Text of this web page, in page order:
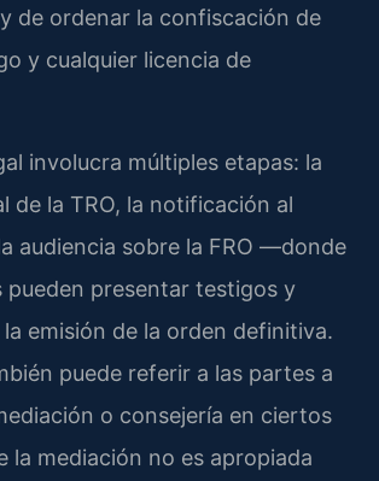
de ordenar la confiscación de
y cualquier licencia de
involucra múltiples etapas: la
de la TRO, la notificación al
audiencia sobre la FRO —donde
pueden presentar testigos y
emisión de la orden definitiva.
puede referir a las partes a
o consejería en ciertos
la mediación no es apropiada